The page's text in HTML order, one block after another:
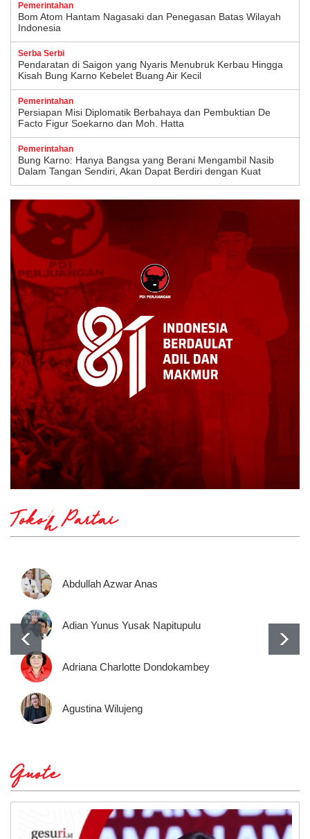
Pemerintahan
Bom Atom Hantam Nagasaki dan Penegasan Batas Wilayah
Indonesia
Serba Serbi
Pendaratan di Saigon yang Nyaris Menubruk Kerbau Hingga
Kisah Bung Karno Kebelet Buang Air Kecil
Pemerintahan
Persiapan Misi Diplomatik Berbahaya dan Pembuktian De
Facto Figur Soekarno dan Moh. Hatta
Pemerintahan
Bung Karno: Hanya Bangsa yang Berani Mengambil Nasib
Dalam Tangan Sendiri, Akan Dapat Berdiri dengan Kuat
Tokoh Partai
Abdullah Azwar Anas
Adian Yunus Yusak Napitupulu
Adriana Charlotte Dondokambey
Agustina Wilujeng
Quote